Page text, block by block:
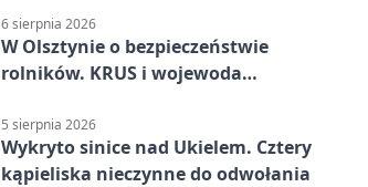
6 sierpnia 2026
W Olsztynie o bezpieczeństwie
rolników. KRUS i wojewoda
5 sierpnia 2026
Wykryto sinice nad Ukielem. Cztery
kąpieliska nieczynne do odwołania